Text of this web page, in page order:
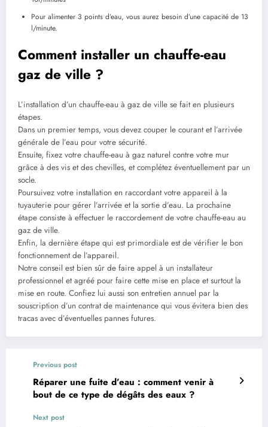
Pour alimenter 3 points d’eau, vous aurez besoin d’une capacité de 13
l/minute.
Comment installer un chauffe-eau
gaz de ville ?
L’installation d’un chauffe-eau à gaz de ville se fait en plusieurs
étapes.
Dans un premier temps, vous devez couper le courant et l’arrivée
générale de l’eau pour votre sécurité.
Ensuite, fixez votre chauffe-eau à gaz naturel contre votre mur
grâce à des vis et des chevilles, et complétez éventuellement par un
socle.
Poursuivez votre installation en raccordant votre appareil à la
tuyauterie pour gérer l’arrivée et la sortie d’eau. La prochaine
étape consiste à effectuer le raccordement de votre chauffe-eau au
gaz de ville.
Enfin, la dernière étape qui est primordiale est de vérifier le bon
fonctionnement de l’appareil.
Notre conseil est bien sûr de faire appel à un installateur
professionnel et agréé pour faire cette mise en place et surtout la
mise en route. Confiez lui aussi son entretien annuel par la
souscription d’un contrat de maintenance qui vous évitera bien des
tracas avec d’éventuelles pannes futures.
Previous post
Réparer une fuite d’eau : comment venir à
bout de ce type de dégâts des eaux ?
Next post